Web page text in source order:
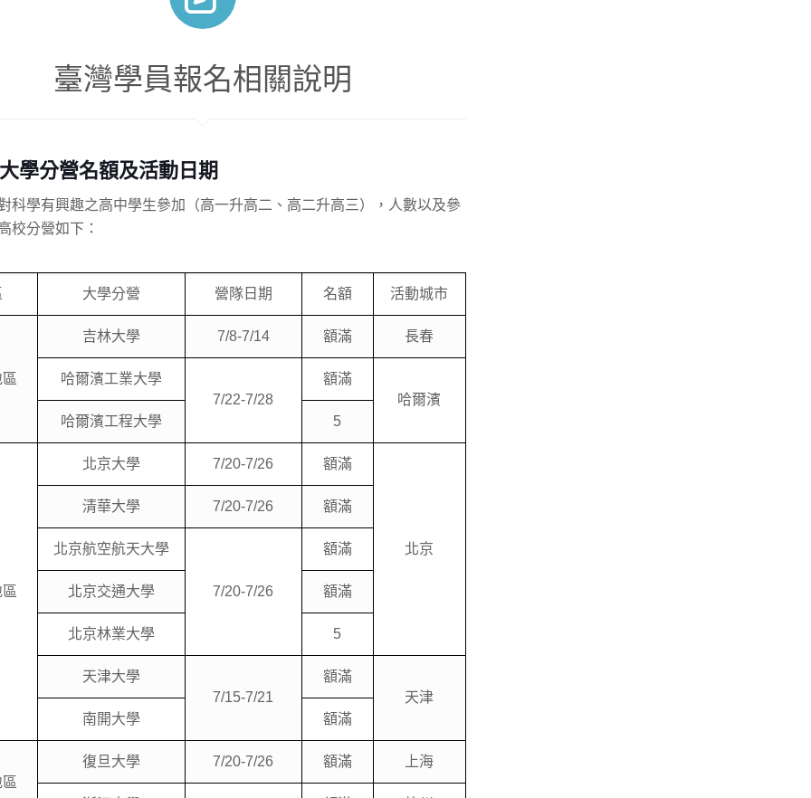
臺灣學員報名相關說明
學分營名額及活動日期
科學有興趣之高中學生參加（高一升高二、高二升高三），人數以及參
校分營如下：
大學分營 營隊日期 名額 活動城市
吉林大學 7/8-7/14 額滿 長春
哈爾濱工業大學
7/22-7/28
額滿
哈爾濱
哈爾濱工程大學
5
北京大學 7/20-7/26 額滿
北京
清華大學 7/20-7/26 額滿
北京航空航天大學
7/20-7/26
額滿
北京交通大學 額滿
北京林業大學 5
天津大學
7/15-7/21
額滿
天津
南開大學
額滿
復旦大學 7/20-7/26 額滿 上海